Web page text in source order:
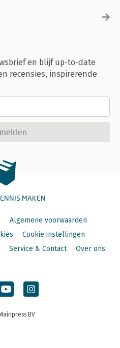
en blijf up-to-date
recensies, inspirerende
MAKEN
Algemene voorwaarden
Cookie instellingen
Service & Contact Over ons
BV